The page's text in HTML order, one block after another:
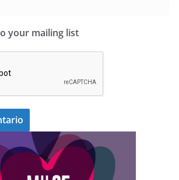
your mailing list